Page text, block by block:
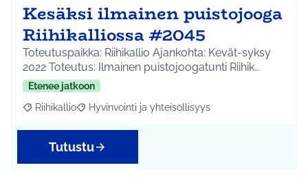
Kesäksi ilmainen puistojooga
Riihikalliossa #2045
Toteutuspaikka: Riihikallio Ajankohta: Kevät-syksy
2022 Toteutus: Ilmainen puistojoogatunti Riihik…
Etenee jatkoon
Rajaa tulokset aihepiirin mukaan: Riihikallio
Riihikallio Rajaa tulokset teeman mukaan: Hyvinvointi ja
Hyvinvointi ja yhteisöllisyys
Tutustu